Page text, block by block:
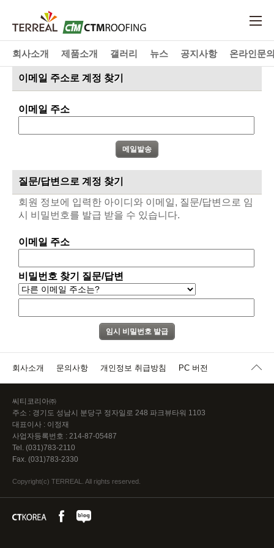
회사소개 제품소개 갤러리 뉴스 공지사항 온라인문
이메일 주소로 계정 찾기
이메일 주소
질문/답변으로 계정 찾기
회원 정보에 입력한 아이디와 이메일, 질문/답변으로 임
시 비밀번호를 발급 받을 수 있습니다.
이메일 주소
비밀번호 찾기 질문/답변
회사소개 문의사항 개인정보 취급방침 PC 버전
씨티코리아㈜
주소 : 경기도 성남시 분당구 정자일로 248 파크뷰타워 1103
대표이사 : 이정재
사업자등록번호 : 214-87-05487
Tel. (031)783-2110
Fax. (031)783-2330
Copyright(c) TERREAL. All rights reserved.